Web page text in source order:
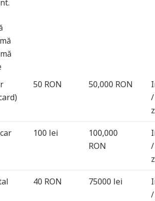
50 RON 50,000 RON
100 lei
100,000
RON
40 RON 75000 lei